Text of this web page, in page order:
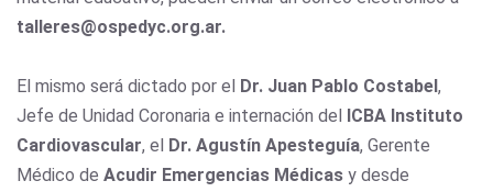
talleres@ospedyc.org.ar.
El mismo será dictado por el Dr. Juan Pablo Costabel,
Jefe de Unidad Coronaria e internación del ICBA Instituto
Cardiovascular, el Dr. Agustín Apesteguía, Gerente
Médico de Acudir Emergencias Médicas y desde